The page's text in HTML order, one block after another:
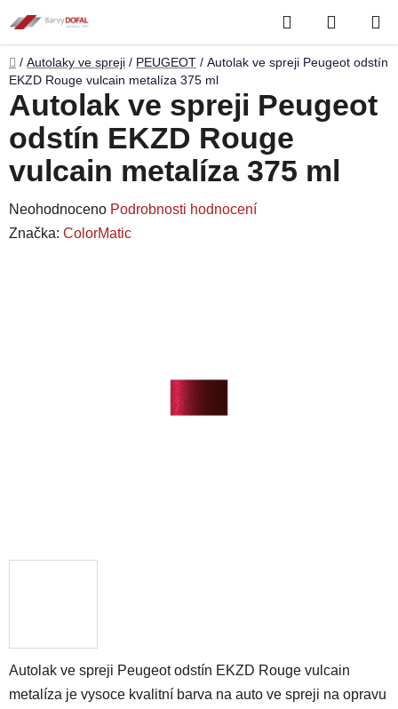
na
obsah
Hledat
KOŠÍK
Domů
/ Autolaky ve spreji / PEUGEOT / Autolak ve spreji Peugeot odstín
EKZD Rouge vulcain metalíza 375 ml
Autolak ve spreji Peugeot odstín EKZD Rouge vulcain
metalíza je vysoce kvalitní barva na auto ve spreji na opravu
Autolak ve spreji Peugeot
odstín EKZD Rouge
vulcain metalíza 375 ml
Průměrné
hodnocení
Neohodnoceno Podrobnosti hodnocení
Značka: ColorMatic